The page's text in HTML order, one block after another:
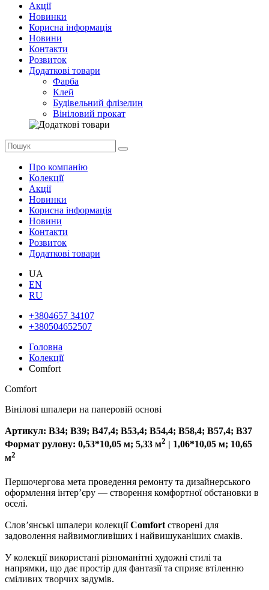
Акції
Новинки
Корисна інформація
Новини
Контакти
Розвиток
Додаткові товари
Фарба
Клей
Будівельний флізелин
Вініловий прокат
Про компанію
Колекції
Акції
Новинки
Корисна інформація
Новини
Контакти
Розвиток
Додаткові товари
UA
EN
RU
+3804657 34107
+380504652507
Головна
Колекції
Comfort
Comfort
Вінілові шпалери на паперовій основі
Артикул: В34; В39; В47,4; В53,4; В54,4; В58,4; В57,4; В37
Формат рулону: 0,53*10,05 м; 5,33 м2 | 1,06*10,05 м; 10,65
м2
Першочергова мета проведення ремонту та дизайнерського
оформлення інтер’єру — створення комфортної обстановки в
оселі.
Слов’янські шпалери колекціїComfort створені для
задоволення найвимогливіших і найвишуканіших смаків.
У колекції використані різноманітні художні стилі та
напрямки, що дає простір для фантазії та сприяє втіленню
сміливих творчих задумів.